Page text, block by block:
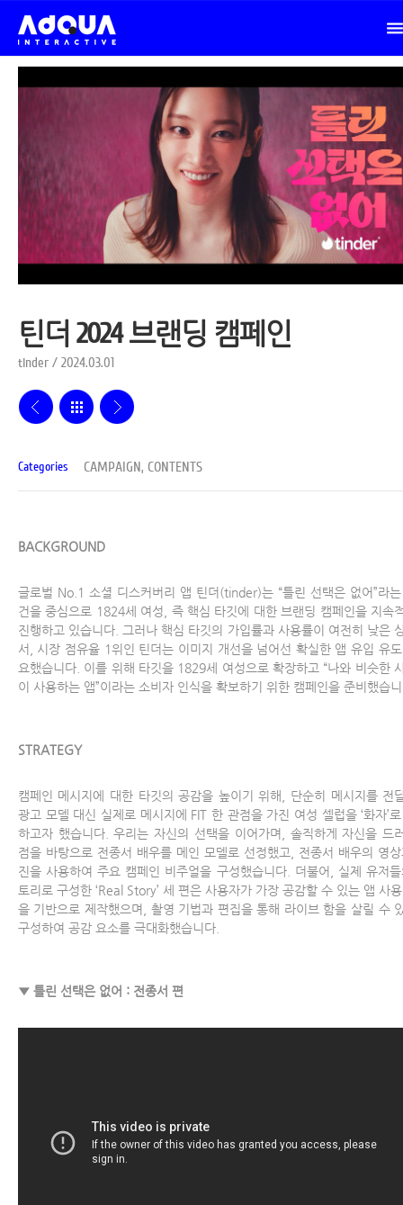
틴더 2024 브랜딩 캠페인
tinder / 2024.03.01
Categories CAMPAIGN, CONTENTS
BACKGROUND
글로벌 No.1 소셜 디스커버리 앱 틴더(tinder)는 “틀린 선택은 없어”라
건을 중심으로 1824세 여성, 즉 핵심 타깃에 대한 브랜딩 캠페인을 지속
진행하고 있습니다. 그러나 핵심 타깃의 가입률과 사용률이 여전히 낮은
서, 시장 점유율 1위인 틴더는 이미지 개선을 넘어선 확실한 앱 유입 유
요했습니다. 이를 위해 타깃을 1829세 여성으로 확장하고 “나와 비슷한
이 사용하는 앱”이라는 소비자 인식을 확보하기 위한 캠페인을 준비했습
STRATEGY
캠페인 메시지에 대한 타깃의 공감을 높이기 위해, 단순히 메시지를 전
광고 모델 대신 실제로 메시지에 FIT 한 관점을 가진 여성 셀럽을 ‘화자’
하고자 했습니다. 우리는 자신의 선택을 이어가며, 솔직하게 자신을 드
점을 바탕으로 전종서 배우를 메인 모델로 선정했고, 전종서 배우의 영
진을 사용하여 주요 캠페인 비주얼을 구성했습니다. 더불어, 실제 유저
토리로 구성한 ‘Real Story’ 세 편은 사용자가 가장 공감할 수 있는 앱 사
을 기반으로 제작했으며, 촬영 기법과 편집을 통해 라이브 함을 살릴 수
구성하여 공감 요소를 극대화했습니다.
▼ 틀린 선택은 없어 : 전종서 편